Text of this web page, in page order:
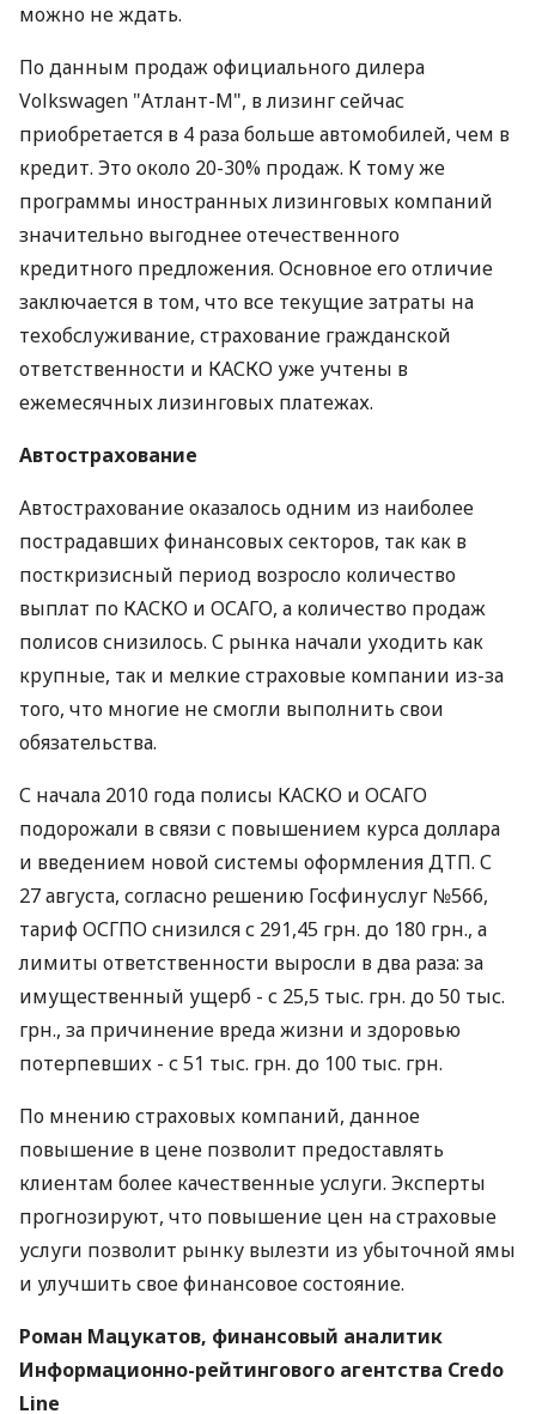
можно не ждать.
По данным продаж официального дилера
Volkswagen "Атлант-М", в лизинг сейчас
приобретается в 4 раза больше автомобилей, чем в
кредит. Это около 20-30% продаж. К тому же
программы иностранных лизинговых компаний
значительно выгоднее отечественного
кредитного предложения. Основное его отличие
заключается в том, что все текущие затраты на
техобслуживание, страхование гражданской
ответственности и КАСКО уже учтены в
ежемесячных лизинговых платежах.
Автострахование
Автострахование оказалось одним из наиболее
пострадавших финансовых секторов, так как в
посткризисный период возросло количество
выплат по КАСКО и ОСАГО, а количество продаж
полисов снизилось. С рынка начали уходить как
крупные, так и мелкие страховые компании из-за
того, что многие не смогли выполнить свои
обязательства.
С начала 2010 года полисы КАСКО и ОСАГО
подорожали в связи с повышением курса доллара
и введением новой системы оформления ДТП. С
27 августа, согласно решению Госфинуслуг №566,
тариф ОСГПО снизился с 291,45 грн. до 180 грн., а
лимиты ответственности выросли в два раза: за
имущественный ущерб - с 25,5 тыс. грн. до 50 тыс.
грн., за причинение вреда жизни и здоровью
потерпевших - с 51 тыс. грн. до 100 тыс. грн.
По мнению страховых компаний, данное
повышение в цене позволит предоставлять
клиентам более качественные услуги. Эксперты
прогнозируют, что повышение цен на страховые
услуги позволит рынку вылезти из убыточной ямы
и улучшить свое финансовое состояние.
Роман Мацукатов, финансовый аналитик
Информационно-рейтингового агентства Credo
Line